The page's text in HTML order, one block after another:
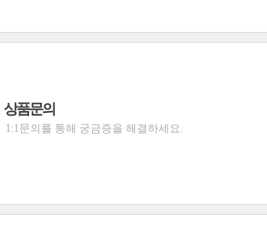
상품문의
1:1문의를 통해 궁금증을 해결하세요.